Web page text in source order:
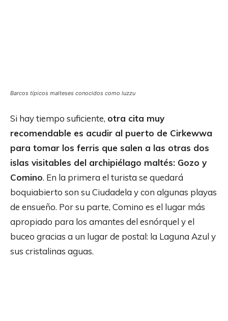
Barcos típicos malteses conocidos como luzzu
Si hay tiempo suficiente, otra cita muy
recomendable es acudir al puerto de Cirkewwa
para tomar los ferris que salen a las otras dos
islas visitables del archipiélago maltés: Gozo y
Comino. En la primera el turista se quedará
boquiabierto son su Ciudadela y con algunas playas
de ensueño. Por su parte, Comino es el lugar más
apropiado para los amantes del esnórquel y el
buceo gracias a un lugar de postal: la Laguna Azul y
sus cristalinas aguas.